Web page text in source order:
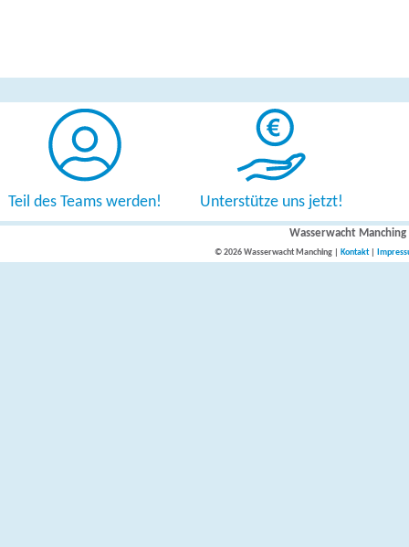
Teil des Teams werden! Unterstütze uns jetzt!
Wasserwacht Manching
© 2026 Wasserwacht Manching | Kontakt|